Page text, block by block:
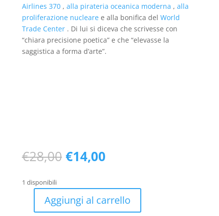
Airlines 370, alla pirateria oceanica moderna , alla
proliferazione nuclearee alla bonifica del World
Trade Center. Di lui si diceva che scrivesse con
“chiara precisione poetica” e che “elevasse la
saggistica a forma d’arte”.
€28,00 Il
prezzo
era:
€28,00.
€14,00Il
è:
€14,00.
1 disponibili
TerroreAggiungi al carrello